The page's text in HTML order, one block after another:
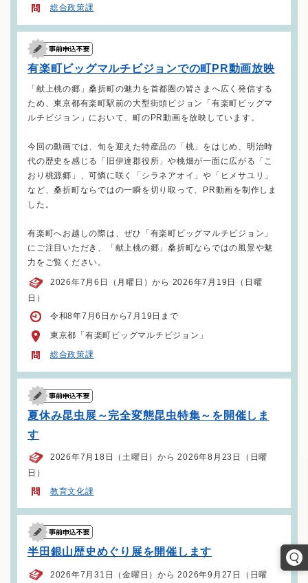
総合政策課
有楽町ビッグマルチビジョンでの町PR動画放映
「献上桃の郷」桑折町の魅力を首都圏の皆さまへ広く発信する
ため、東京都有楽町駅前の大型街頭ビジョン「有楽町ビッグマ
ルチビジョン」において、町のPR動画を放映しています。
今回の動画では、旬を迎えた特産品の「桃」をはじめ、明治時
代の歴史を感じる「旧伊達郡役所」や桃畑が一面に広がる「こ
おり桃源郷」、可憐に咲く「シラネアオイ」や「ヒメサユリ」
など、桑折町ならではの一瞬を切り取って、PR動画を制作しま
した。
有楽町へお越しの際は、ぜひ「有楽町ビッグマルチビジョン」
にご注目いただき、「献上桃の郷」桑折町ならではの風景や魅
力をご覧ください。
2026年7月6日（月曜日）から 2026年7月19日（日曜
日）
令和8年7月6日から7月19日まで
東京都「有楽町ビッグマルチビジョン」
総合政策課
夏休み昆虫展～完全変態昆虫特集～を開催しま
す
2026年7月18日（土曜日）から 2026年8月23日（日曜
日）
教育文化課
半田銀山歴史めぐり展を開催します
2026年7月31日（金曜日）から 2026年9月27日（日曜